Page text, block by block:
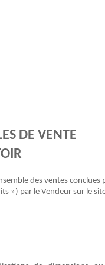
DE VENTE
des ventes
») par le Vendeur sur le